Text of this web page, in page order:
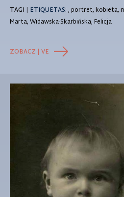
TAGI | ETIQUETAS: , portret, kobieta,
Marta, Widawska-Skarbińska, Felicja
ZOBACZ | VE